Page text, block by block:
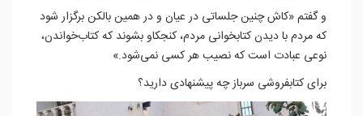
و گفتم «کاش چنین جلساتی در عیان و در همین بالکن برگزار شود
که مردم با دیدن کتابخوانی مردم، کنجکاو بشوند که کتاب‌خواندن،
نوعی عبادت است که نصیب هر کسی نمی‌شود.»
برای کتابفروشی سرباز چه پیشنهادی دارید؟